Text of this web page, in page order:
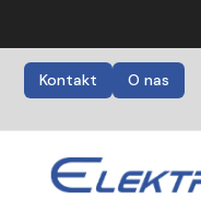
Kontakt O nas